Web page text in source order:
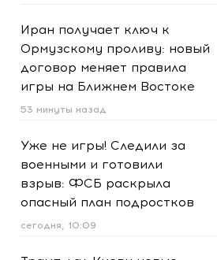
Иран получает ключ к
Ормузскому проливу: новый
договор меняет правила
игры на Ближнем Востоке
53 минуты назад
Уже не игры! Следили за
военными и готовили
взрыв: ФСБ раскрыла
опасный план подростков
сегодня, 10:09